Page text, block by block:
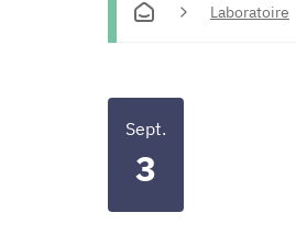
Laboratoire
Sept.
3